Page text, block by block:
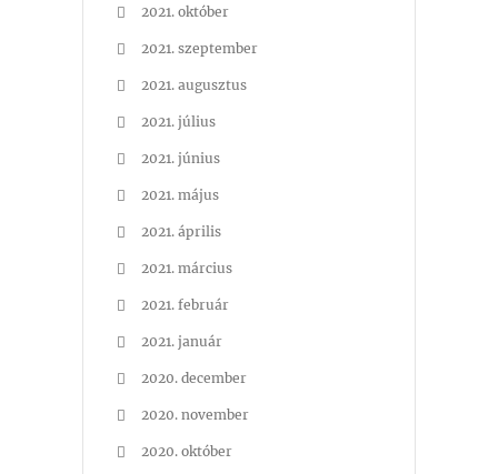
2021. október
2021. szeptember
2021. augusztus
2021. július
2021. június
2021. május
2021. április
2021. március
2021. február
2021. január
2020. december
2020. november
2020. október